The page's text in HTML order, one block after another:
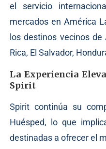
el servicio
mercados en América
los destinos vecinos
Rica, El Salvador,
La Experiencia
Spirit
Spirit continúa su
Huésped, lo que
destinadas a ofrecer el